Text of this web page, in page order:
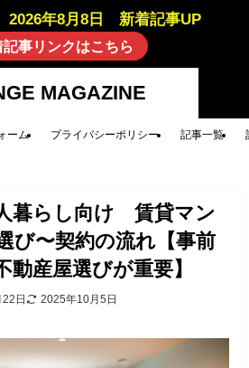
年8月8日 新着記事UP
記事リンクはこちら
MAGAZINE
ーム プライバシーポリシー 記事一覧
暮らし向け 賃貸マン
び〜契約の流れ【事前
動産屋選びが重要】
日 2025年10月5日